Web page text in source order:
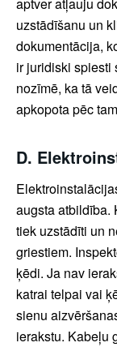
aptver atļauju
uzstādīšanu un
dokumentācija,
ir juridiski spiesti
nozīmē, ka tā
apkopota pēc
D.
augsta atbildība.
tiek uzstādīti un
griestiem.
ķēdi. Ja nav
katrai telpai vai
sienu
ierakstu. Kabeļu